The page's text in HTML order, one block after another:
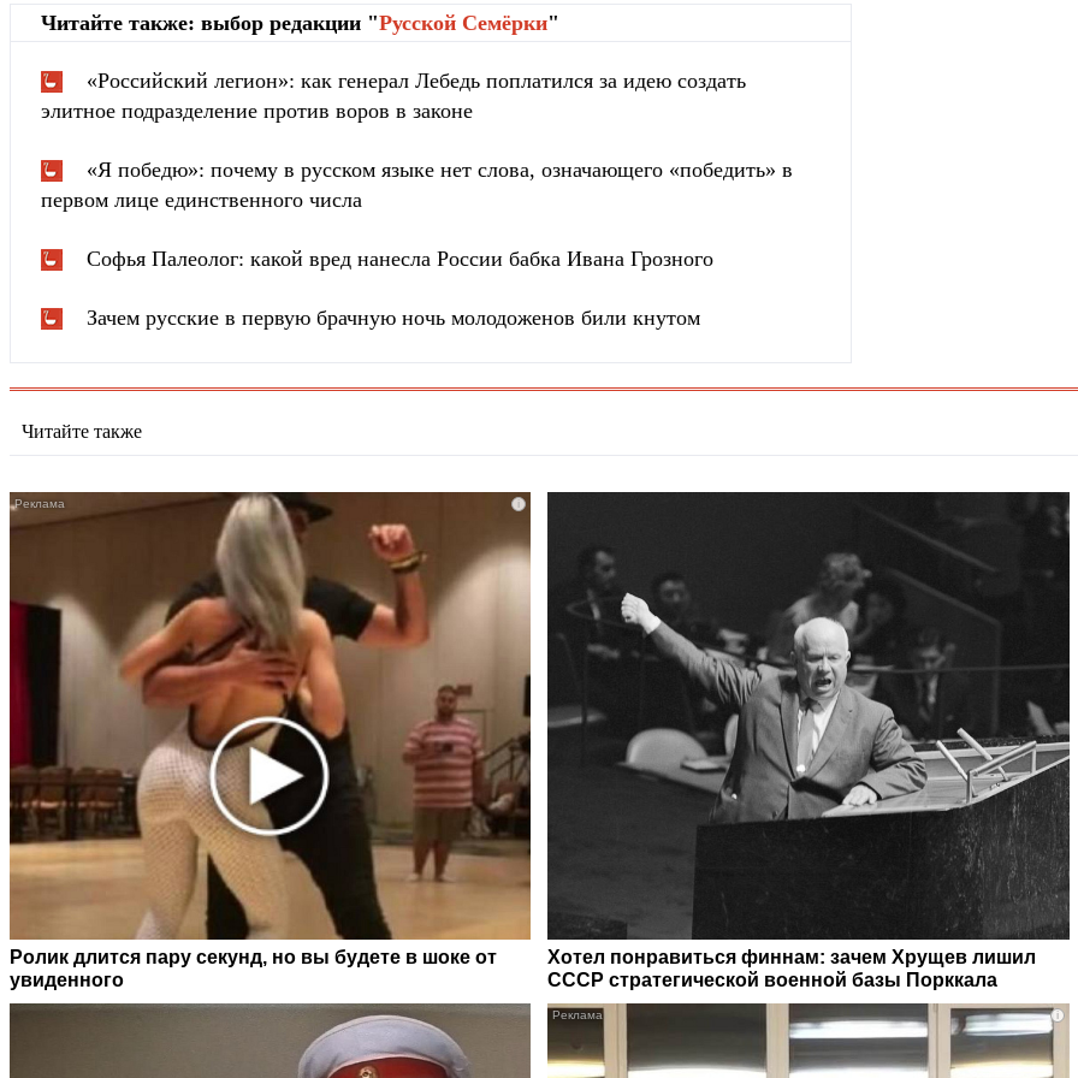
Читайте также: выбор редакции "Русской Cемёрки"
«Российский легион»: как генерал Лебедь поплатился за идею создать
элитное подразделение против воров в законе
«Я победю»: почему в русском языке нет слова, означающего «победить» в
первом лице единственного числа
Софья Палеолог: какой вред нанесла России бабка Ивана Грозного
Зачем русские в первую брачную ночь молодоженов били кнутом
Читайте также
i
Ролик длится пару секунд, но вы будете в шоке от
увиденного
Хотел понравиться финнам: зачем Хрущев лишил
СССР стратегической военной базы Порккала
i